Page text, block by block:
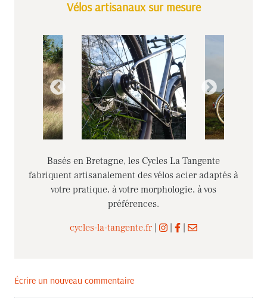
Vélos artisanaux sur mesure
Basés en Bretagne, les Cycles La Tangente
fabriquent artisanalement des vélos acier adaptés à
votre pratique, à votre morphologie, à vos
préférences.
cycles-la-tangente.fr
Écrire un nouveau commentaire